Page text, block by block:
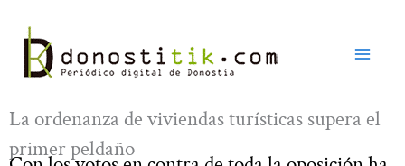
contenido
La ordenanza de viviendas turísticas supera el
primer peldaño